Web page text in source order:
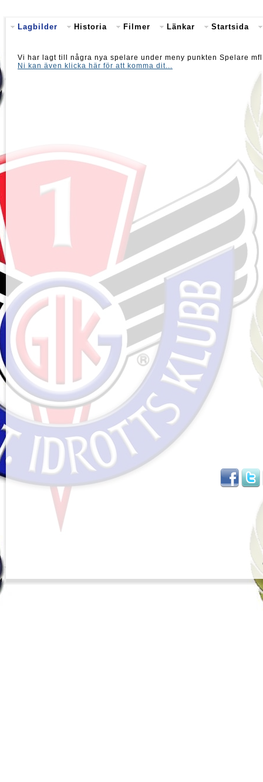
Lagbilder Historia Filmer Länkar Startsida
Vi har lagt till några nya spelare under meny punkten Spelare
Ni kan även klicka här för att komma dit...